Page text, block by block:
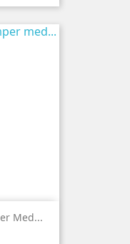
Med...